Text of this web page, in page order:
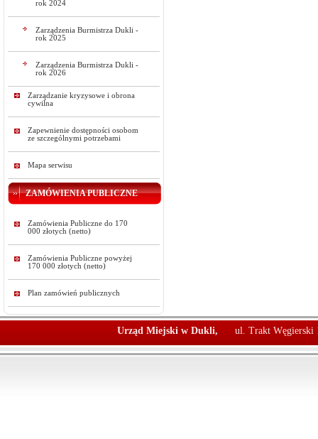
rok 2024
Zarządzenia Burmistrza Dukli -
rok 2025
Zarządzenia Burmistrza Dukli -
rok 2026
Zarządzanie kryzysowe i obrona
cywilna
Zapewnienie dostępności osobom
ze szczególnymi potrzebami
Mapa serwisu
ZAMÓWIENIA PUBLICZNE
Zamówienia Publiczne do 170
000 złotych (netto)
Zamówienia Publiczne powyżej
170 000 złotych (netto)
Plan zamówień publicznych
Urząd Miejski w Dukli, ul. Trakt Węgierski